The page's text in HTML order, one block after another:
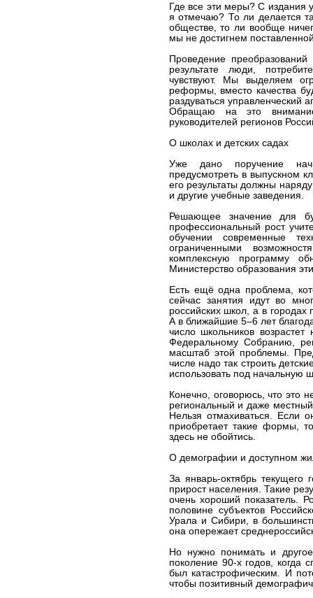
Где все эти меры? С издания
я отмечаю? То ли делается
обществе, то ли вообще
мы не достигнем
Проведение
результате люди,
чувствуют. Мы выделяем
реформы, вместо качества
раздуваться управленческий
Обращаю на это
руководителей регионов
О школах и детских садах
Уже дано поручение
предусмотреть в выпускном
его результаты должны
и другие учебные заведения.
Решающее значение для
профессиональный рост
обучении современные
ограниченными
комплексную программу
Министерство образования
Есть ещё одна проблема,
сейчас занятия идут во
российских школ, а в городах
А в ближайшие 5–6 лет
число школьников
Федеральному Собранию,
масштаб этой проблемы.
числе надо так строить
использовать под начальную
Конечно, оговорюсь, что это
региональный и даже
Нельзя отмахиваться. Если
приобретает такие формы,
здесь не обойтись.
О демографии и доступном
За январь-октябрь текущего
прирост населения. Такие
очень хороший показатель.
половине субъектов
Урала и Сибири, в
она опережает
Но нужно понимать и
поколение 90-х годов,
был катастрофическим. И
чтобы позитивный